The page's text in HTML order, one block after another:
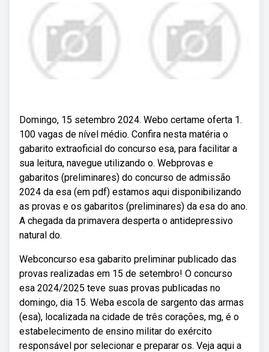
Domingo, 15 setembro 2024. Webo certame oferta 1.
100 vagas de nível médio. Confira nesta matéria o
gabarito extraoficial do concurso esa, para facilitar a
sua leitura, navegue utilizando o. Webprovas e
gabaritos (preliminares) do concurso de admissão
2024 da esa (em pdf) estamos aqui disponibilizando
as provas e os gabaritos (preliminares) da esa do ano.
A chegada da primavera desperta o antidepressivo
natural do.
Webconcurso esa gabarito preliminar publicado das
provas realizadas em 15 de setembro! O concurso
esa 2024/2025 teve suas provas publicadas no
domingo, dia 15. Weba escola de sargento das armas
(esa), localizada na cidade de três corações, mg, é o
estabelecimento de ensino militar do exército
responsável por selecionar e preparar os. Veja aqui a